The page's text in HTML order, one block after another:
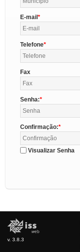
E-mail
Telefone
Fax
Senha:
Confirmação:
Visualizar Senha
v. 3.8.3